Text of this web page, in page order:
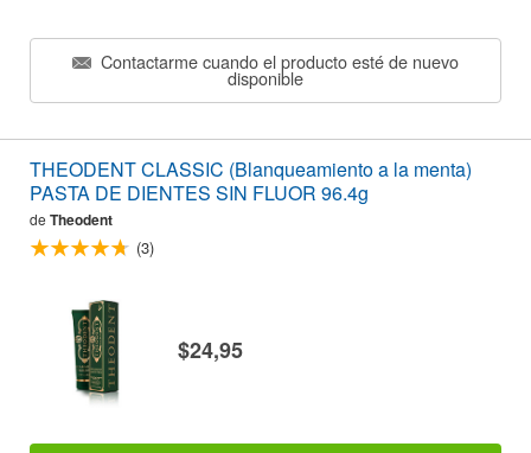
Contactarme cuando el producto esté de nuevo
disponible
THEODENT CLASSIC (Blanqueamiento a la menta)
PASTA DE DIENTES SIN FLUOR 96.4g
de Theodent
(3)
$24,95